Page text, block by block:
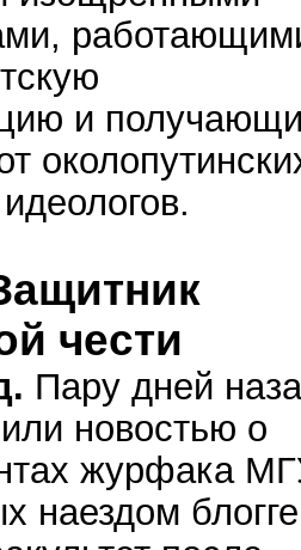
и
чести
Пару дней
новостью о
журфака
наездом